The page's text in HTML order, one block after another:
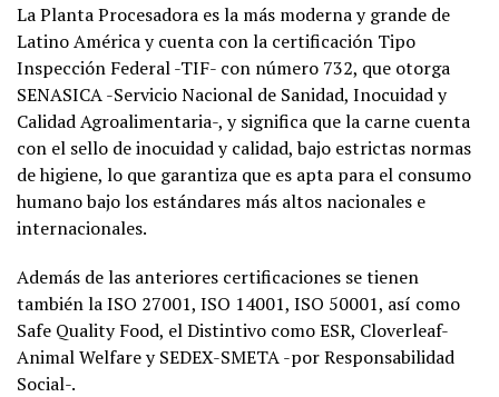
La Planta Procesadora es la más moderna y grande de
Latino América y cuenta con la certificación Tipo
Inspección Federal -TIF- con número 732, que otorga
SENASICA -Servicio Nacional de Sanidad, Inocuidad y
Calidad Agroalimentaria-, y significa que la carne cuenta
con el sello de inocuidad y calidad, bajo estrictas normas
de higiene, lo que garantiza que es apta para el consumo
humano bajo los estándares más altos nacionales e
internacionales.
Además de las anteriores certificaciones se tienen
también la ISO 27001, ISO 14001, ISO 50001, así como
Safe Quality Food, el Distintivo como ESR, Cloverleaf-
Animal Welfare y SEDEX-SMETA -por Responsabilidad
Social-.